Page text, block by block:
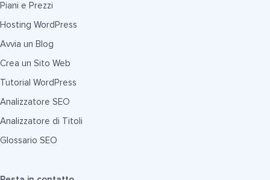
Piani e Prezzi
Hosting WordPress
Avvia un Blog
Crea un Sito Web
Tutorial WordPress
Analizzatore SEO
Analizzatore di Titoli
Glossario SEO